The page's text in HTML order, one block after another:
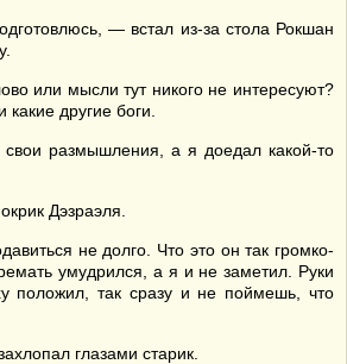
— встал из-за стола Рокшан
или мысли тут никого не интересуют?
другие боги.
свои размышления, а я доедал какой-то
Дэзраэля.
не долго. Что это он так громко-
умудрился, а я и не заметил. Руки
положил, так сразу и не поймешь, что
глазами старик.